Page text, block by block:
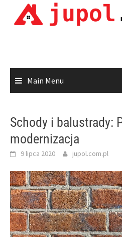
Main Menu
Schody i balustrady:
modernizacja
9 lipca 2020 jupol.com.pl